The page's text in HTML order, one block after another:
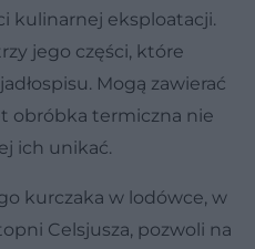
kulinarnej eksploatacji.
jego części, które
Mogą zawierać
obróbka termiczna nie
ich unikać.
kurczaka w lodówce, w
Celsjusza, pozwoli na